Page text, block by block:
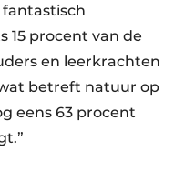
15 procent van de
en leerkrachten
betreft natuur op
eens 63 procent